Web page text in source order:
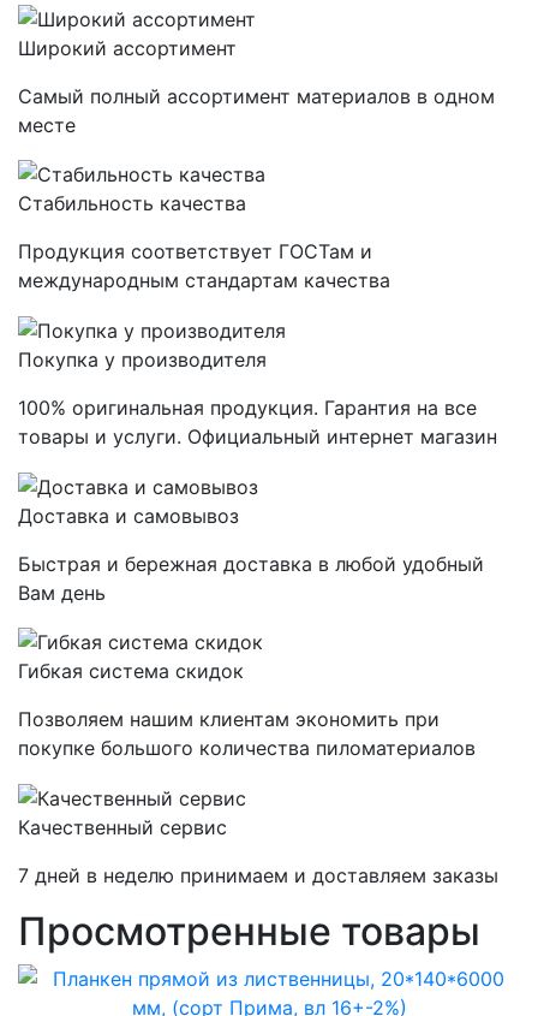
Широкий ассортимент
Самый полный ассортимент материалов в одном
месте
Стабильность качества
Продукция соответствует ГОСТам и
международным стандартам качества
Покупка у производителя
100% оригинальная продукция. Гарантия на все
товары и услуги. Официальный интернет магазин
Доставка и самовывоз
Быстрая и бережная доставка в любой удобный
Вам день
Гибкая система скидок
Позволяем нашим клиентам экономить при
покупке большого количества пиломатериалов
Качественный сервис
7 дней в неделю принимаем и доставляем заказы
Просмотренные товары